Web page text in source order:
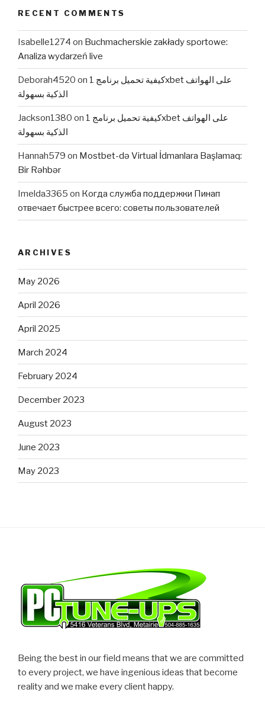
RECENT COMMENTS
Isabelle1274 on Buchmacherskie zakłady sportowe:
Analiza wydarzeń live
Deborah4520 on كيفية تحميل برنامج 1xbet على الهواتف
الذكية بسهولة
Jackson1380 on كيفية تحميل برنامج 1xbet على الهواتف
الذكية بسهولة
Hannah579 on Mostbet-də Virtual İdmanlara Başlamaq:
Bir Rəhbər
Imelda3365 on Когда служба поддержки Пинап
отвечает быстрее всего: советы пользователей
ARCHIVES
May 2026
April 2026
April 2025
March 2024
February 2024
December 2023
August 2023
June 2023
May 2023
Being the best in our field means that we are committed
to every project, we have ingenious ideas that become
reality and we make every client happy.